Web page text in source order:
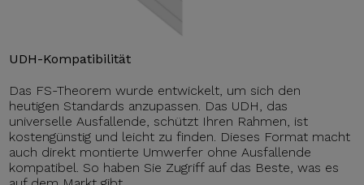
UDH-Kompatibilität
Das FS-Theorem wurde entwickelt, um sich den
heutigen Standards anzupassen. Das UDH, das
universelle Ausfallende, schützt Ihren Rahmen, ist
kostengünstig und leicht zu finden. Dieses Format macht
auch direkt montierte Umwerfer ohne Ausfallende
kompatibel. So haben Sie Zugriff auf das Beste, was es